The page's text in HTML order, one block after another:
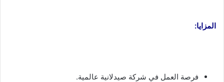
المزايا:
فرصة العمل في شركة صيدلانية عالمية.